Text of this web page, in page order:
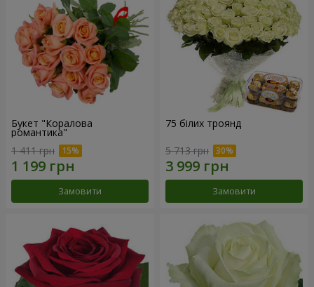
Букет "Коралова
романтика"
1 411 грн
Замовити
75 білих троянд
5 713 грн
Замовити